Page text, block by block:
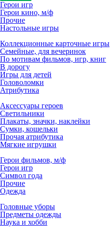
Герои игр
Герои кино, м/ф
Прочие
Настольные игры
Коллекционные карточные игры
Семейные, для вечеринок
По мотивам фильмов, игр, книг
В дорогу
Игры для детей
Головоломки
Атрибутика
Аксессуары героев
Светильники
Плакаты, значки, наклейки
Сумки, кошельки
Прочая атрибутика
Мягкие игрушки
Герои фильмов, м/ф
Герои игр
Символ года
Прочие
Одежда
Головные уборы
Предметы одежды
Наука и хобби